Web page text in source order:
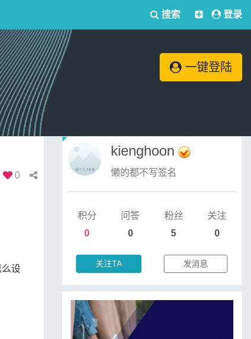
搜索 登录
一键登陆
0
设
kienghoon
懒的都不写签名
积分
0
问答
0
粉丝
5
关注
0
关注TA 发消息